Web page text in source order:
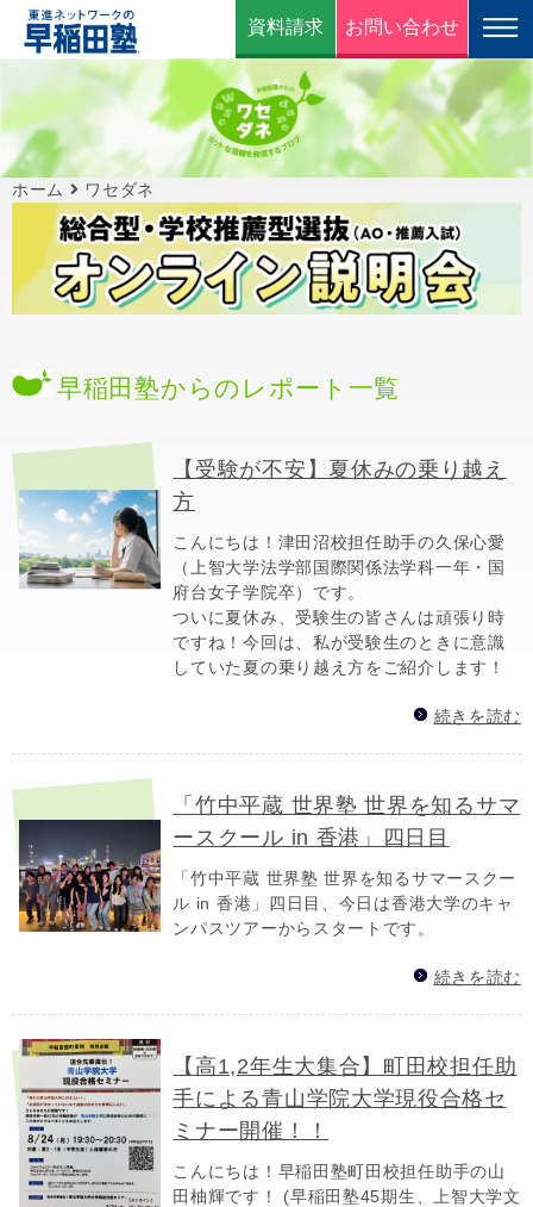
資料請求 お問い合わせ
ホーム ワセダネ
早稲田塾からのレポート一覧
【受験が不安】夏休みの乗り越え
方
こんにちは！津田沼校担任助手の久保心愛
（上智大学法学部国際関係法学科一年・国
府台女子学院卒）です。
ついに夏休み、受験生の皆さんは頑張り時
ですね！今回は、私が受験生のときに意識
していた夏の乗り越え方をご紹介します！
続きを読む
「竹中平蔵 世界塾 世界を知るサマ
ースクール in 香港」四日目
「竹中平蔵 世界塾 世界を知るサマースクー
ル in 香港」四日目、今日は香港大学のキャ
ンパスツアーからスタートです。
続きを読む
【高1,2年生大集合】町田校担任助
手による青山学院大学現役合格セ
ミナー開催！！
こんにちは！早稲田塾町田校担任助手の山
田柚輝です！ (早稲田塾45期生、上智大学文